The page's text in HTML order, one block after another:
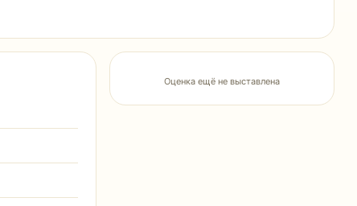
Оценка ещё не выставлена